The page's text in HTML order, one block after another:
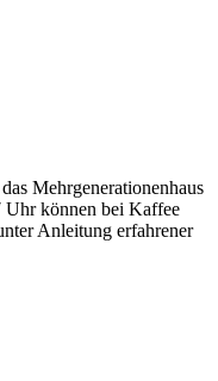
Mehrgenerationenhaus
Uhr können bei Kaffee
Anleitung erfahrener